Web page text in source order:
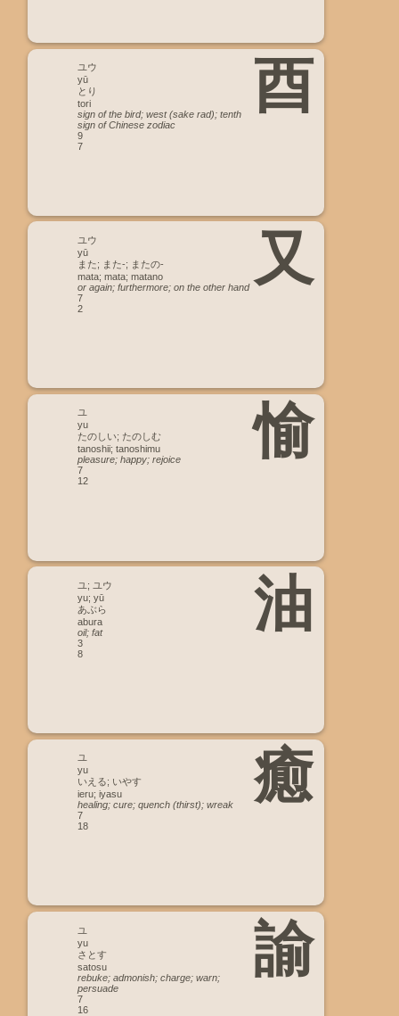
酉
ユウ
yū
とり
tori
sign of the bird; west (sake rad); tenth
sign of Chinese zodiac
9
7
又
ユウ
yū
また; また-; またの-
mata; mata; matano
or again; furthermore; on the other hand
7
2
愉
ユ
yu
たのしい; たのしむ
tanoshii; tanoshimu
pleasure; happy; rejoice
7
12
油
ユ; ユウ
yu; yū
あぶら
abura
oil; fat
3
8
癒
ユ
yu
いえる; いやす
ieru; iyasu
healing; cure; quench (thirst); wreak
7
18
諭
ユ
yu
さとす
satosu
rebuke; admonish; charge; warn;
persuade
7
16